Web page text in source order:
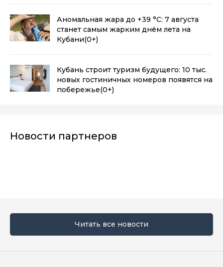
Аномальная жара до +39 °C: 7 августа
станет самым жарким днём лета на
Кубани(0+)
Кубань строит туризм будущего: 10 тыс.
новых гостиничных номеров появятся на
побережье(0+)
Новости партнеров
Читать все новости